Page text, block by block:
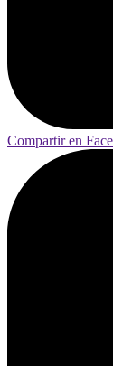
Compartir en